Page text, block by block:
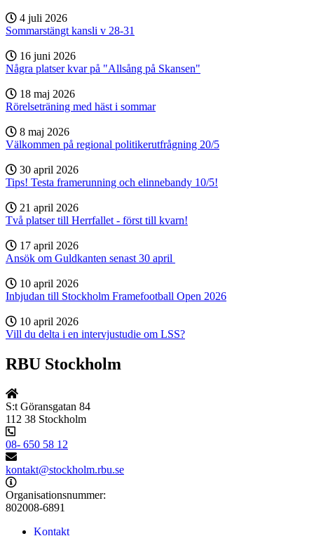
4 juli 2026
Sommarstängt kansli v 28-31
16 juni 2026
Några platser kvar på "Allsång på Skansen"
18 maj 2026
Rörelseträning med häst i sommar
8 maj 2026
Välkommen på regional politikerutfrågning 20/5
30 april 2026
Tips! Testa framerunning och elinnebandy 10/5!
21 april 2026
Två platser till Herrfallet - först till kvarn!
17 april 2026
Ansök om Guldkanten senast 30 april
10 april 2026
Inbjudan till Stockholm Framefootball Open 2026
10 april 2026
Vill du delta i en intervjustudie om LSS?
RBU Stockholm
S:t Göransgatan 84
112 38 Stockholm
08- 650 58 12
kontakt@stockholm.rbu.se
Organisationsnummer:
802008-6891
Kontakt